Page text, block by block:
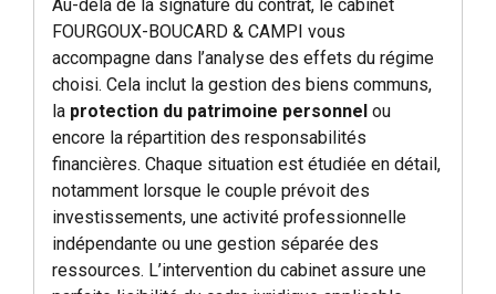
Au-delà de la signature du contrat, le cabinet
FOURGOUX-BOUCARD & CAMPI vous
accompagne dans l’analyse des effets du régime
choisi. Cela inclut la gestion des biens communs,
la protection du patrimoine personnelou
encore la répartition des responsabilités
financières. Chaque situation est étudiée en détail,
notamment lorsque le couple prévoit des
investissements, une activité professionnelle
indépendante ou une gestion séparée des
ressources. L’intervention du cabinet assure une